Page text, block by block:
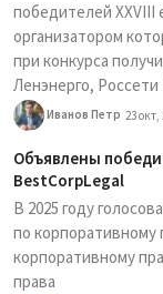
победителей XXVIII
организатором
при конкурса
Ленэнерго,
Иванов Петр 23 окт,
Объявлены
BestCorpLegal
В 2025 году
по корпоративному
корпоративному
права